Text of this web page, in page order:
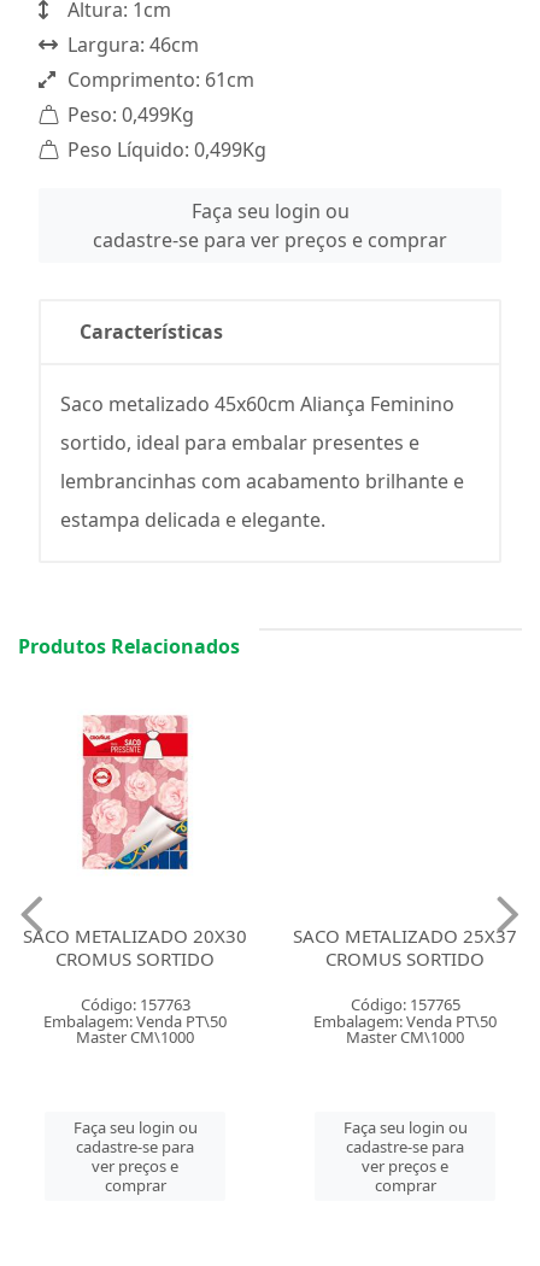
Altura: 1cm
Largura: 46cm
Comprimento: 61cm
Peso: 0,499Kg
Peso Líquido: 0,499Kg
Faça seu login ou
cadastre-se para ver preços e comprar
Características
Saco metalizado 45x60cm Aliança Feminino
sortido, ideal para embalar presentes e
lembrancinhas com acabamento brilhante e
estampa delicada e elegante.
Produtos Relacionados
SACO METALIZADO 20X30
CROMUS SORTIDO
Código: 157763
Embalagem: Venda PT\50
Master CM\1000
Faça seu login ou
cadastre-se para
ver preços e
comprar
SACO METALIZADO 25X37
CROMUS SORTIDO
Código: 157765
Embalagem: Venda PT\50
Master CM\1000
Faça seu login ou
cadastre-se para
ver preços e
comprar